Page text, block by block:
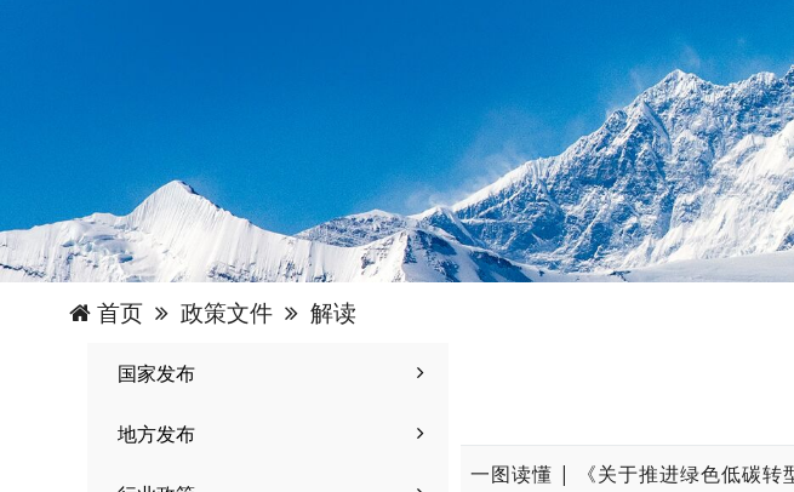
首页 政策文件 解读
国家发布
地方发布
一图读懂 | 《关于推进绿色低碳转